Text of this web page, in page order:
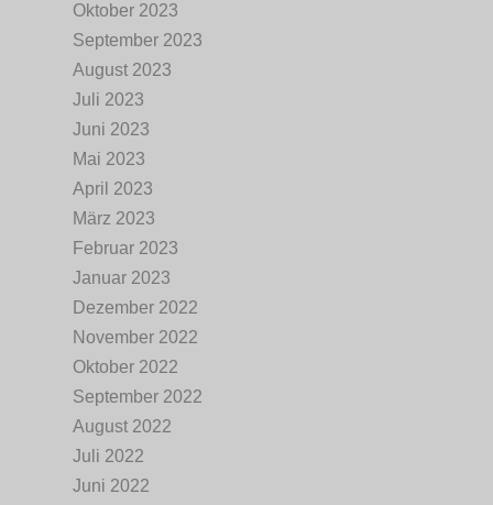
Oktober 2023
September 2023
August 2023
Juli 2023
Juni 2023
Mai 2023
April 2023
März 2023
Februar 2023
Januar 2023
Dezember 2022
November 2022
Oktober 2022
September 2022
August 2022
Juli 2022
Juni 2022